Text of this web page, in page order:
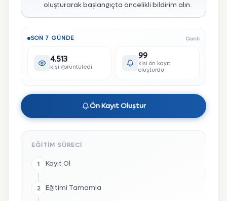
oluşturarak başlangıçta öncelikli bildirim alın.
SON 7 GÜNDE Canlı
4.513
kişi görüntüledi
99
kişi ön kayıt
oluşturdu
Ön Kayıt Oluştur
EĞITIM SÜRECI
1 Kayıt Ol
2 Eğitimi Tamamla